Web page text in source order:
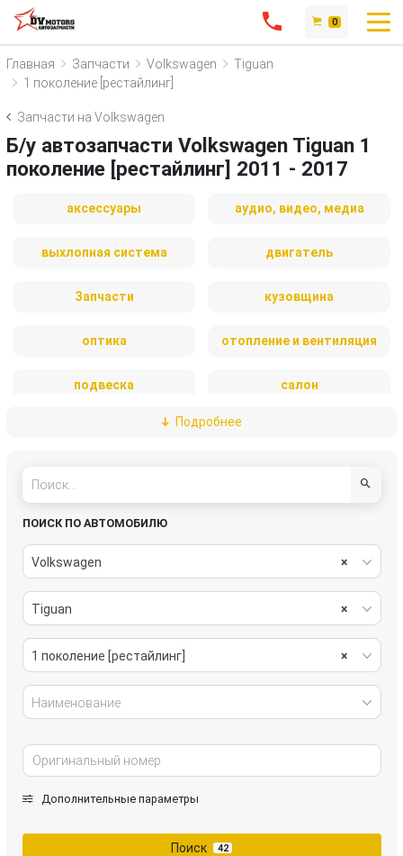
0
Главная Запчасти Volkswagen
Tiguan
1 поколение [рестайлинг]
Запчасти на Volkswagen
Б/у автозапчасти Volkswagen Tiguan 1
поколение [рестайлинг] 2011 - 2017
аксессуары аудио, видео, медиа
выхлопная система двигатель
Запчасти кузовщина
оптика отопление и вентиляция
подвеска салон
система охлаждения
тормозная система
электрика
Подробнее
ПОИСК ПО АВТОМОБИЛЮ
×
Volkswagen
×
Tiguan
×
1 поколение [рестайлинг]
Наименование
Дополнительные параметры
Поиск 42